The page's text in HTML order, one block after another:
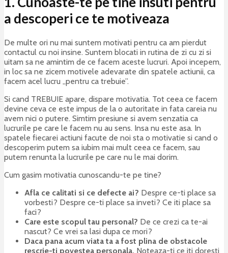
a descoperi ce te motiveaza
De multe ori nu mai suntem motivati pentru ca am pierdut
contactul cu noi insine. Suntem blocati in rutina de zi cu zi si
uitam sa ne amintim de ce facem aceste lucruri. Apoi incepem,
in loc sa ne zicem motivele adevarate din spatele actiunii, ca
facem acel lucru „pentru ca trebuie”.
Si cand TREBUIE apare, dispare motivatia. Tot ceea ce facem
devine ceva ce este impus de la o autoritate in fata careia nu
avem nici o putere. Simtim presiune si avem senzatia ca
lucrurile pe care le facem nu au sens. Insa nu este asa. In
spatele fiecarei actiuni facute de noi sta o motivatie si cand o
descoperim putem sa iubim mai mult ceea ce facem, sau
putem renunta la lucrurile pe care nu le mai dorim.
Cum gasim motivatia cunoscandu-te pe tine?
Afla ce calitati si ce defecte ai? Despre ce-ti place sa
vorbesti? Despre ce-ti place sa inveti? Ce iti place sa
faci?
Care este scopul tau personal? De ce crezi ca te-ai
nascut? Ce vrei sa lasi dupa ce mori?
Daca pana acum viata ta a fost plina de obstacole
rescrie-ti povestea personala. Noteaza-ti ce iti doresti